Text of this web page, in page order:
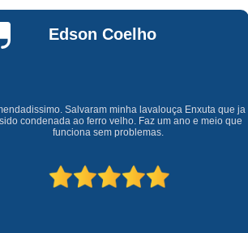
Waldirene
Monteiro
á 41 anos no mercado que sempre valoriza o
ótimo atendimento com garantia de todos o serviços.